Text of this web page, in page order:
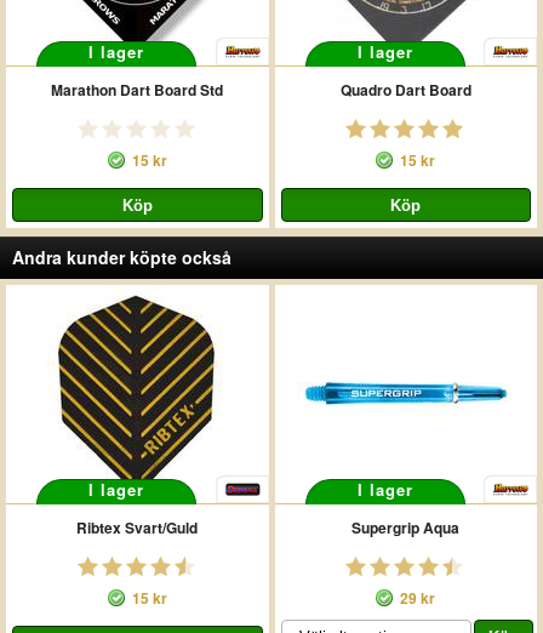
I lager
Marathon Dart Board Std
15 kr
I lager
Quadro Dart Board
15 kr
Andra kunder köpte också
I lager
Ribtex Svart/Guld
15 kr
I lager
Supergrip Aqua
29 kr